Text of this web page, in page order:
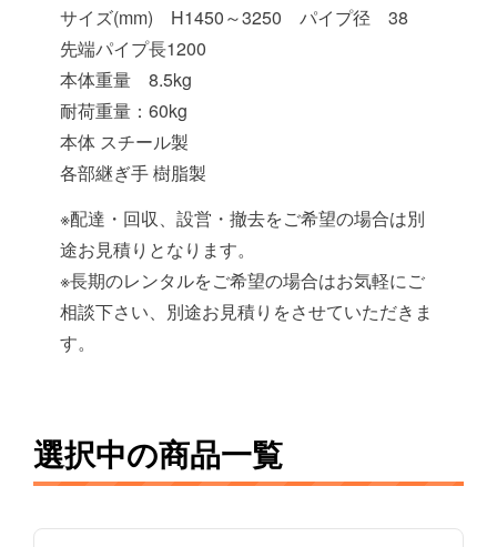
サイズ(mm) H1450～3250 パイプ径 38
先端パイプ長1200
本体重量 8.5kg
耐荷重量：60kg
本体 スチール製
各部継ぎ手 樹脂製
※配達・回収、設営・撤去をご希望の場合は別
途お見積りとなります。
※長期のレンタルをご希望の場合はお気軽にご
相談下さい、別途お見積りをさせていただきま
す。
選択中の商品一覧